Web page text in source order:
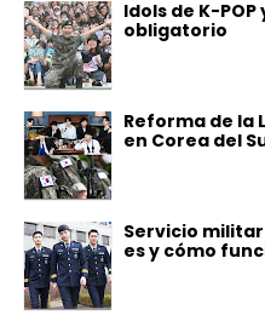
Idols de K-
obligatorio
Reforma de la
en Corea del
Servicio
es y cómo